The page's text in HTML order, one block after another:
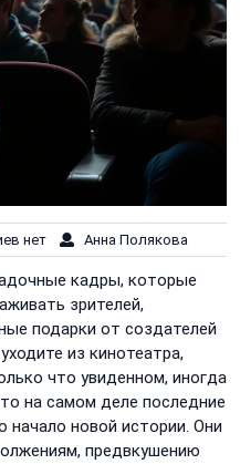
нет Анна Полякова
кадры, которые
зрителей,
подарки от создателей
из кинотеатра,
что увиденном, иногда
на самом деле последние
новой истории. Они
предвкушению